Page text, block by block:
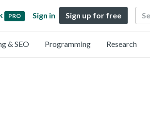
PRO Sign in Sign up for free Search
& SEO Programming Research